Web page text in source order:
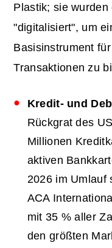
Plastik; sie wurden
"digitalisiert", um
Basisinstrument
Transaktionen zu
Kredit- und
Rückgrat des
Millionen
aktiven
2026 im Umlauf
ACA
mit 35 % aller
den größten